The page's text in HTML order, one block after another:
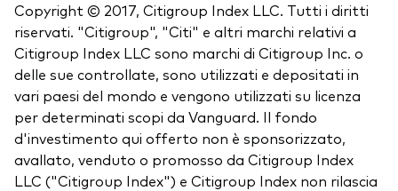
Copyright © 2017, Citigroup Index LLC. Tutti i diritti
riservati. "Citigroup", "Citi" e altri marchi relativi a
Citigroup Index LLC sono marchi di Citigroup Inc. o
delle sue controllate, sono utilizzati e depositati in
vari paesi del mondo e vengono utilizzati su licenza
per determinati scopi da Vanguard. Il fondo
d'investimento qui offerto non è sponsorizzato,
avallato, venduto o promosso da Citigroup Index
LLC ("Citigroup Index") e Citigroup Index non rilascia